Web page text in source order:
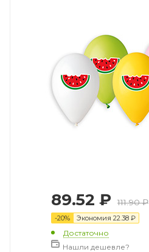
89.52 ₽ 111.90₽
-20% Экономия 22.38 ₽
Достаточно
Нашли дешевле?